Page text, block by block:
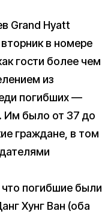
Grand Hyatt
в номере
гости более чем
из
погибших —
Им было от 37 до
граждане, в том
что погибшие были
Хунг Ван (оба